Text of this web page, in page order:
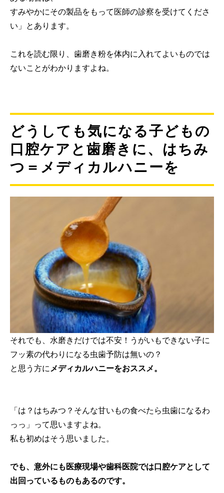
すみやかにその製品をもって医師の診察を受けてくださ
い」とあります。
これを読む限り、歯磨き粉を体内に入れてよいものでは
ないことがわかりますよね。
どうしても気になる子どもの
口腔ケアと歯磨きに、はちみ
つ＝メディカルハニーを
それでも、水磨きだけでは不安！うがいもできない子に
フッ素の代わりになる虫歯予防は無いの？
と思う方に メディカルハニーをおススメ。
「は？はちみつ？そんな甘いもの食べたら虫歯になるわ
っっ」って思いますよね。
私も初めはそう思いました。
でも、意外にも医療現場や歯科医院では口腔ケアとして
出回っているものもあるのです。